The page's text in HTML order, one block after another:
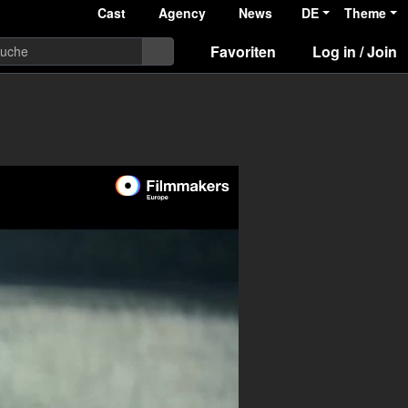
Cast Agency News DE Theme
Favoriten Log in / Join